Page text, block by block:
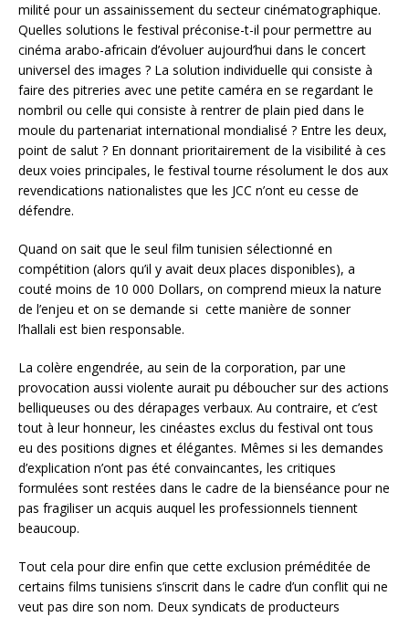
milité pour un assainissement du secteur cinématographique.
Quelles solutions le festival préconise-t-il pour permettre au
cinéma arabo-africain d’évoluer aujourd’hui dans le concert
universel des images ? La solution individuelle qui consiste à
faire des pitreries avec une petite caméra en se regardant le
nombril ou celle qui consiste à rentrer de plain pied dans le
moule du partenariat international mondialisé ? Entre les deux,
point de salut ? En donnant prioritairement de la visibilité à ces
deux voies principales, le festival tourne résolument le dos aux
revendications nationalistes que les JCC n’ont eu cesse de
défendre.
Quand on sait que le seul film tunisien sélectionné en
compétition (alors qu’il y avait deux places disponibles), a
couté moins de 10 000 Dollars, on comprend mieux la nature
de l’enjeu et on se demande si cette manière de sonner
l’hallali est bien responsable.
La colère engendrée, au sein de la corporation, par une
provocation aussi violente aurait pu déboucher sur des actions
belliqueuses ou des dérapages verbaux. Au contraire, et c’est
tout à leur honneur, les cinéastes exclus du festival ont tous
eu des positions dignes et élégantes. Mêmes si les demandes
d’explication n’ont pas été convaincantes, les critiques
formulées sont restées dans le cadre de la bienséance pour ne
pas fragiliser un acquis auquel les professionnels tiennent
beaucoup.
Tout cela pour dire enfin que cette exclusion préméditée de
certains films tunisiens s’inscrit dans le cadre d’un conflit qui ne
veut pas dire son nom. Deux syndicats de producteurs